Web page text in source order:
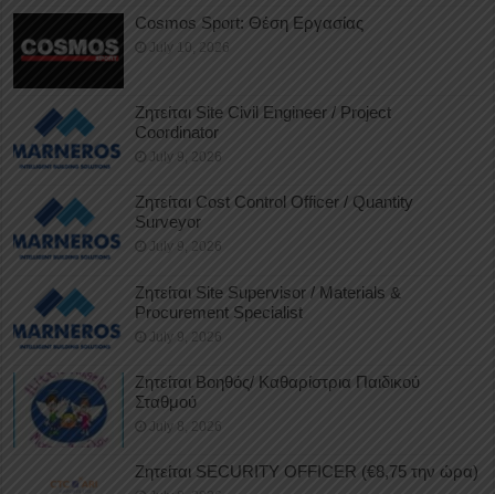
Cosmos Sport: Θέση Εργασίας
July 10, 2026
Ζητείται Site Civil Engineer / Project
Coordinator
July 9, 2026
Ζητείται Cost Control Officer / Quantity
Surveyor
July 9, 2026
Ζητείται Site Supervisor / Materials &
Procurement Specialist
July 9, 2026
Ζητείται Βοηθός/ Καθαρίστρια Παιδικού
Σταθμού
July 8, 2026
Ζητείται SECURITY OFFICER (€8,75 την ώρα)